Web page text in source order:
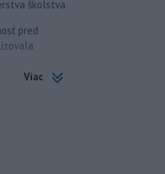
školstva
pred
Viac